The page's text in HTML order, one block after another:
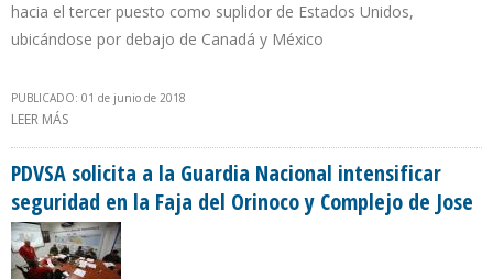
hacia el tercer puesto como suplidor de Estados Unidos,
ubicándose por debajo de Canadá y México
PUBLICADO: 01 de junio de 2018
LEER MÁS
PDVSA solicita a la Guardia Nacional intensificar
seguridad en la Faja del Orinoco y Complejo de Jose